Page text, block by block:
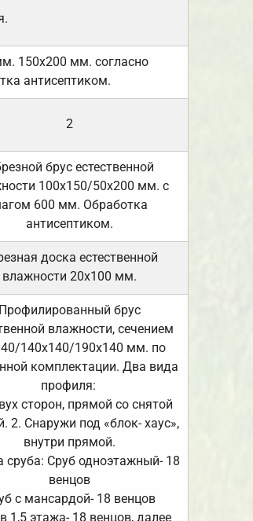
150х200 мм. согласно
антисептиком.
2
брус естественной
100х150/50х200 мм. с
600 мм. Обработка
антисептиком.
доска естественной
влажности 20х100 мм.
Профилированный брус
влажности, сечением
140х140/190х140 мм. по
комплектации. Два вида
профиля:
сторон, прямой со снятой
2. Снаружи под «блок- хаус»,
внутри прямой.
сруба: Сруб одноэтажный- 18
венцов
с мансардой- 18 венцов
1,5 этажа- 18 венцов, далее